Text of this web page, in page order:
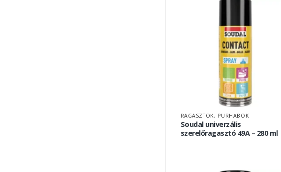
RAGASZTÓK, PURHABOK
Soudal univerzális
szerelőragasztó 49A – 280 ml